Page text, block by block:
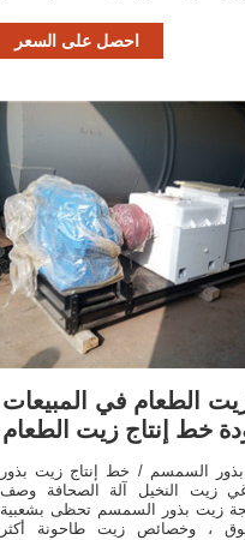
احصل على السعر
الطعام في المبيعات
خط إنتاج زيت الطعام
السمسم / خط إنتاج زيت بذور
زيت النخيل آلة الصحافة وصف
زيت بذور السمسم تحظى بشعبية
، وخصائص زيت طاحونة أكثر